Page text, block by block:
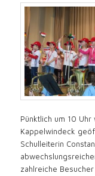
Pünktlich um 10
Kappelwindeck
Schulleiterin
zahlreiche